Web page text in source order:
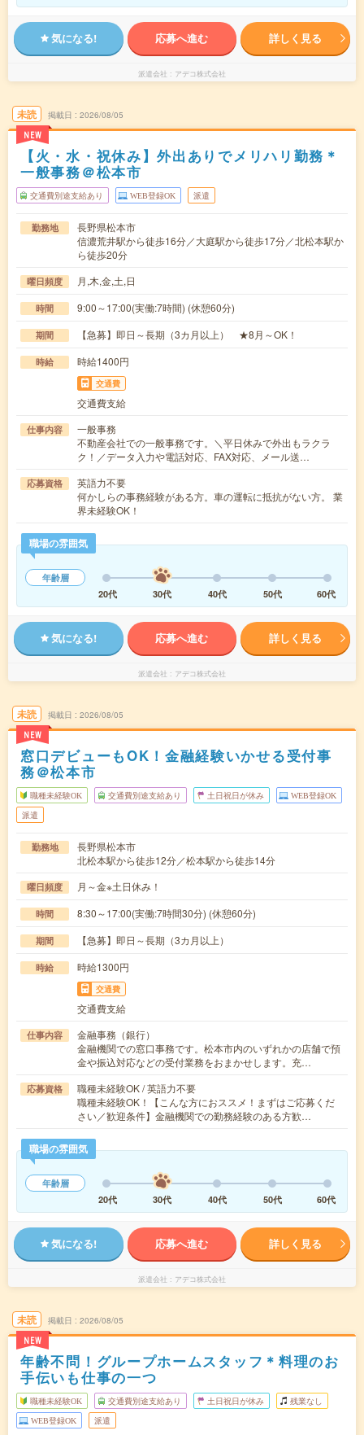
気になる! 応募へ進む 詳しく見る
派遣会社 アデコ株式会社
未読
NEW
掲載日 2026/08/05
【火・水・祝休み】外出ありでメリハリ勤務＊
一般事務＠松本市
交通費別途支給あり WEB登録OK 派遣
勤務地
長野県松本市
信濃荒井駅から徒歩16分／大庭駅から徒歩17分／北松本駅か
ら徒歩20分
曜日頻度 月,木,金,土,日
時間 9:00～17:00(実働:7時間) (休憩60分)
期間 【急募】即日～長期（3カ月以上） ★8月～OK！
時給 時給1400円
交通費
交通費支給
仕事内容
一般事務
不動産会社での一般事務です。＼平日休みで外出もラクラ
ク！／データ入力や電話対応、FAX対応、メール送…
応募資格
英語力不要
何かしらの事務経験がある方。車の運転に抵抗がない方。 業
界未経験OK！
職場の雰囲気
年齢層
20代
30代 40代 50代 60代
気になる! 応募へ進む 詳しく見る
派遣会社 アデコ株式会社
未読
NEW
掲載日 2026/08/05
窓口デビューもOK！金融経験いかせる受付事
務＠松本市
職種未経験OK 交通費別途支給あり 土日祝日が休み WEB登録OK
派遣
勤務地
長野県松本市
北松本駅から徒歩12分／松本駅から徒歩14分
曜日頻度 月～金※土日休み！
時間 8:30～17:00(実働:7時間30分) (休憩60分)
期間 【急募】即日～長期（3カ月以上）
時給 時給1300円
交通費
交通費支給
仕事内容
金融事務（銀行）
金融機関での窓口事務です。松本市内のいずれかの店舗で預
金や振込対応などの受付業務をおまかせします。充…
応募資格
職種未経験OK / 英語力不要
職種未経験OK！【こんな方におススメ！まずはご応募くだ
さい／歓迎条件】金融機関での勤務経験のある方歓…
職場の雰囲気
年齢層
20代
30代 40代 50代 60代
気になる! 応募へ進む 詳しく見る
派遣会社 アデコ株式会社
未読
NEW
掲載日 2026/08/05
年齢不問！グループホームスタッフ＊料理のお
手伝いも仕事の一つ
職種未経験OK 交通費別途支給あり 土日祝日が休み 残業なし
WEB登録OK 派遣